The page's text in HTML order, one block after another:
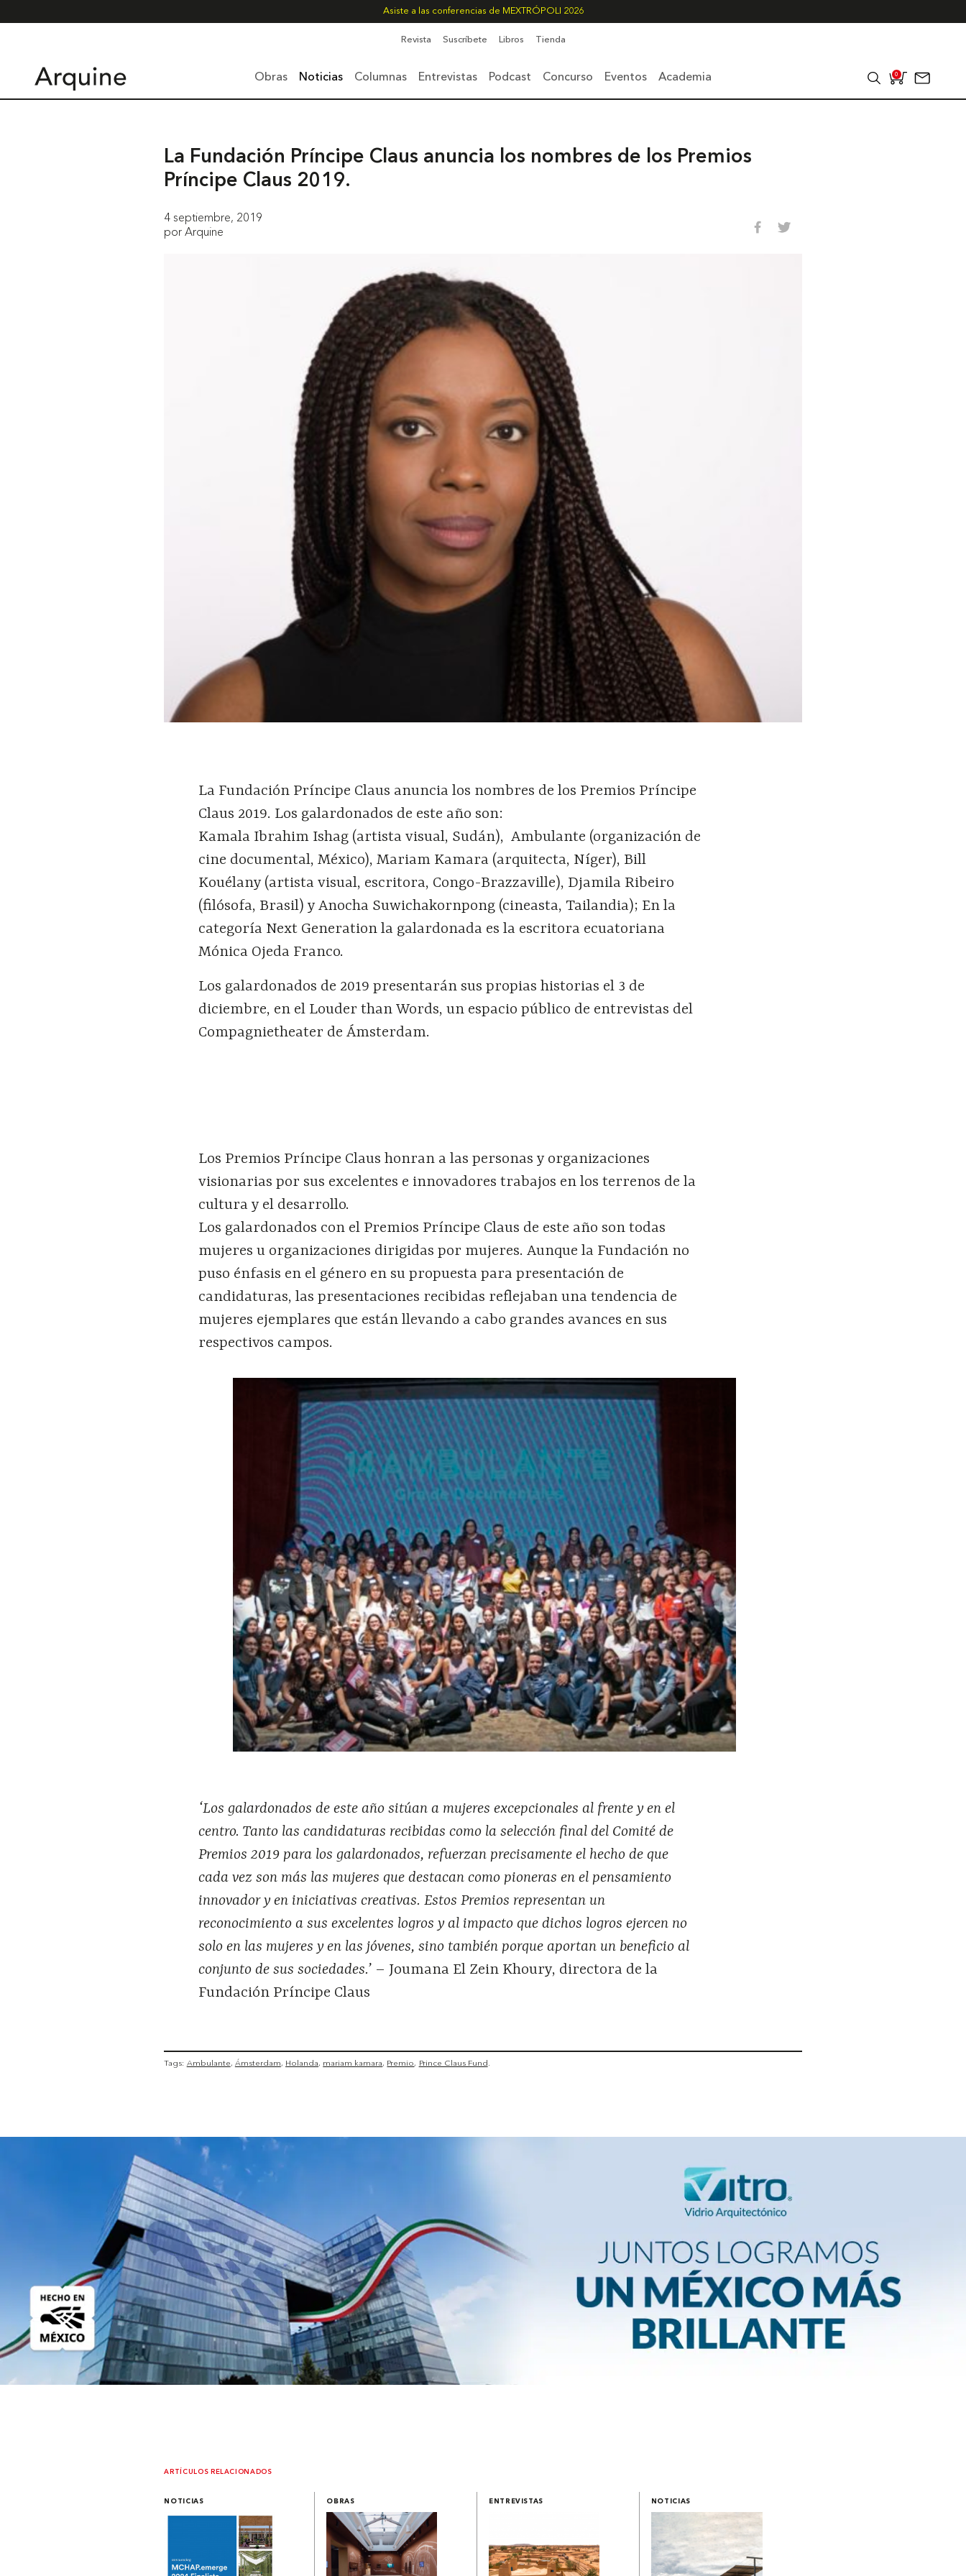
Asiste a las conferencias de MEXTRÓPOLI 2026
Revista Suscríbete Libros Tienda
Obras Noticias Columnas Entrevistas Podcast Concurso Eventos Academia 0
La Fundación Príncipe Claus anuncia los nombres de los Premios
Príncipe Claus 2019.
4 septiembre, 2019
por Arquine
La Fundación Príncipe Claus anuncia los nombres de los Premios Príncipe
Claus 2019. Los galardonados de este año son:
Kamala Ibrahim Ishag (artista visual, Sudán), Ambulante (organización de
cine documental, México), Mariam Kamara (arquitecta, Níger), Bill
Kouélany (artista visual, escritora, Congo-Brazzaville), Djamila Ribeiro
(filósofa, Brasil) y Anocha Suwichakornpong (cineasta, Tailandia); En la
categoría Next Generation la galardonada es la escritora ecuatoriana
Mónica Ojeda Franco.
Los galardonados de 2019 presentarán sus propias historias el 3 de
diciembre, en el Louder than Words, un espacio público de entrevistas del
Compagnietheater de Ámsterdam.
Los Premios Príncipe Claus honran a las personas y organizaciones
visionarias por sus excelentes e innovadores trabajos en los terrenos de la
cultura y el desarrollo.
Los galardonados con el Premios Príncipe Claus de este año son todas
mujeres u organizaciones dirigidas por mujeres. Aunque la Fundación no
puso énfasis en el género en su propuesta para presentación de
candidaturas, las presentaciones recibidas reflejaban una tendencia de
mujeres ejemplares que están llevando a cabo grandes avances en sus
respectivos campos.
‘Los galardonados de este año sitúan a mujeres excepcionales al frente y en el
centro. Tanto las candidaturas recibidas como la selección final del Comité de
Premios 2019 para los galardonados, refuerzan precisamente el hecho de que
cada vez son más las mujeres que destacan como pioneras en el pensamiento
innovador y en iniciativas creativas. Estos Premios representan un
reconocimiento a sus excelentes logros y al impacto que dichos logros ejercen no
solo en las mujeres y en las jóvenes, sino también porque aportan un beneficio al
conjunto de sus sociedades.’ – Joumana El Zein Khoury, directora de la
Fundación Príncipe Claus
Tags: Ambulante Ámsterdam Holanda mariam kamara Premio Prince Claus Fund
ARTÍCULOS RELACIONADOS
NOTICIAS OBRAS ENTREVISTAS NOTICIAS